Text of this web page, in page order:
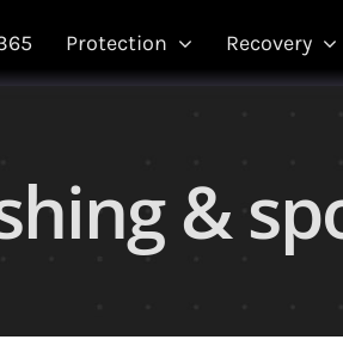
Protection Recovery
&